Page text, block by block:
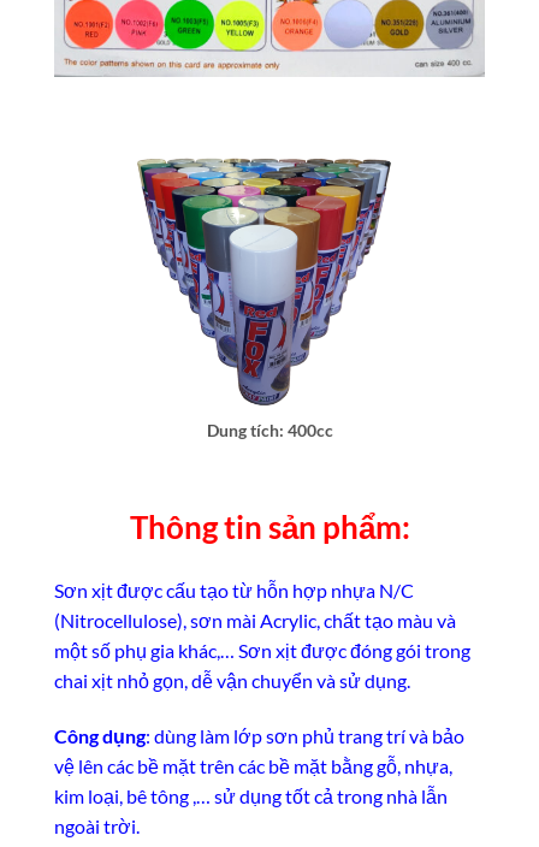
Dung tích: 400cc
Thông tin sản phẩm:
Sơn xịt được cấu tạo từ hỗn hợp nhựa N/C
(Nitrocellulose), sơn mài Acrylic, chất tạo màu và
một số phụ gia khác,… Sơn xịt được đóng gói trong
chai xịt nhỏ gọn, dễ vận chuyển và sử dụng.
Công dụng: dùng làm lớp sơn phủ trang trí và bảo
vệ lên các bề mặt trên các bề mặt bằng gỗ, nhựa,
kim loại, bê tông ,… sử dụng tốt cả trong nhà lẫn
ngoài trời.